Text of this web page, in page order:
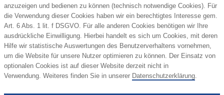
Plakatplaner, rot
anzuzeigen und bedienen zu können (technisch notwendige Cookies). Für
die Verwendung dieser Cookies haben wir ein berechtigtes Interesse gem.
Art. 6 Abs. 1 lit. f DSGVO. Für alle anderen Cookies benötigen wir Ihre
ausdrückliche Einwilligung. Hierbei handelt es sich um Cookies, mit deren
Hilfe wir statistische Auswertungen des Benutzerverhaltens vornehmen,
um die Website für unsere Nutzer optimieren zu können. Der Einsatz von
optionalen Cookies ist auf dieser Website derzeit nicht in
Verwendung. Weiteres finden Sie in unserer Datenschutzerklärung.